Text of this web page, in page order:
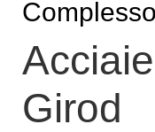
Girod